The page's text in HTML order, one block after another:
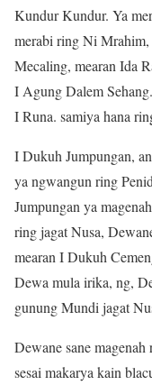
Kundur Kundur. Ya
merabi ring Ni
Mecaling, mearan Ida
I Agung Dalem
I Runa. samiya hana
I Dukuh Jumpungan,
ya ngwangun ring
Jumpungan ya
ring jagat Nusa,
mearan I Dukuh
Dewa mula irika, ng,
gunung Mundi jagat
Dewane sane
sesai makarya kain